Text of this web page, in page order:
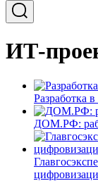
ИТ-
Разработка
ДОМ.РФ: